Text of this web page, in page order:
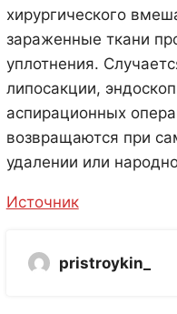
хирургического
зараженные ткани
уплотнения.
липосакции,
аспирационных
возвращаются при
удалении или
Источник
pristroykin_